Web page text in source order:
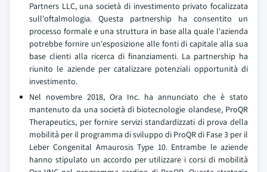
Partners LLC, una società di investimento privato focalizzata
sull'oftalmologia. Questa partnership ha consentito un
processo formale e una struttura in base alla quale l'azienda
potrebbe fornire un'esposizione alle fonti di capitale alla sua
base clienti alla ricerca di finanziamenti. La partnership ha
riunito le aziende per catalizzare potenziali opportunità di
investimento.
Nel novembre 2018, Ora Inc. ha annunciato che è stato
mantenuto da una società di biotecnologie olandese, ProQR
Therapeutics, per fornire servizi standardizzati di prova della
mobilità per il programma di sviluppo di ProQR di Fase 3 per il
Leber Congenital Amaurosis Type 10. Entrambe le aziende
hanno stipulato un accordo per utilizzare i corsi di mobilità